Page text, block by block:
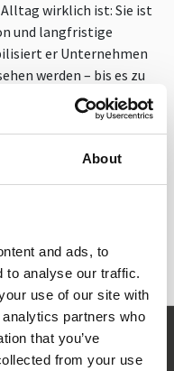
About
and ads, to
to analyse our traffic.
use of our site with
partners who
that you’ve
from your use
wirklich ist: Sie ist
und langfristige
er Unternehmen
werden – bis es zu
bringt er
halten will,
stars.de
10